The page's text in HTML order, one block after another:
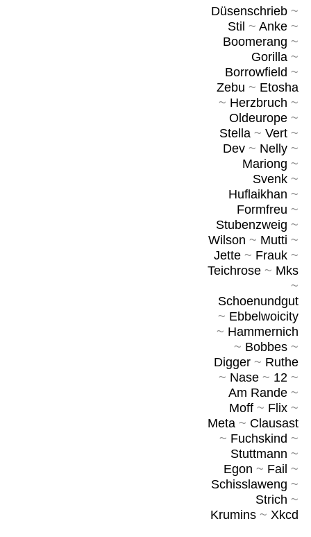
Düsenschrieb~
Stil ~ Anke~
Boomerang ~
Gorilla~
Borrowfield ~
Zebu ~ Etosha
~ Herzbruch ~
Oldeurope~
Stella~ Vert~
Dev~ Nelly~
Mariong ~
Svenk~
Huflaikhan ~
Formfreu ~
Stubenzweig ~
Wilson ~ Mutti ~
Jette~ Frauk~
Teichrose~ Mks
~
Schoenundgut
~ Ebbelwoicity
~ Hammernich
~ Bobbes~
Digger~ Ruthe
~ Nase~ 12~
Am Rande~
Moff~ Flix~
Meta~ Clausast
~ Fuchskind ~
Stuttmann ~
Egon ~ Fail ~
Schisslaweng ~
Strich ~
Krumins~ Xkcd